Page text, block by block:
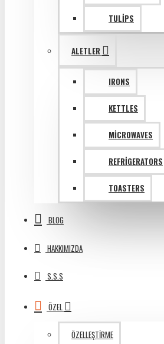
TULIPS
ALETLER
IRONS
KETTLES
MICROWAVES
REFRIGERATORS
TOASTERS
BLOG
HAKKIMIZDA
S.S.S
ÖZEL
ÖZELLEŞTIRME